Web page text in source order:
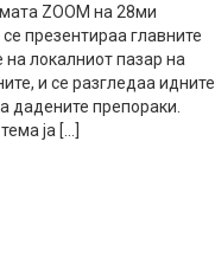
ZOOM на 28ми
презентираа главните
на локалниот пазар на
и се разгледаа идните
дадените препораки.
ја […]